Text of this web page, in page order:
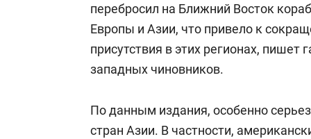
перебросил на Ближний Восток
Европы и Азии, что привело к
присутствия в этих регионах, пишет
западных чиновников.
По данным издания, особенно
стран Азии. В частности,